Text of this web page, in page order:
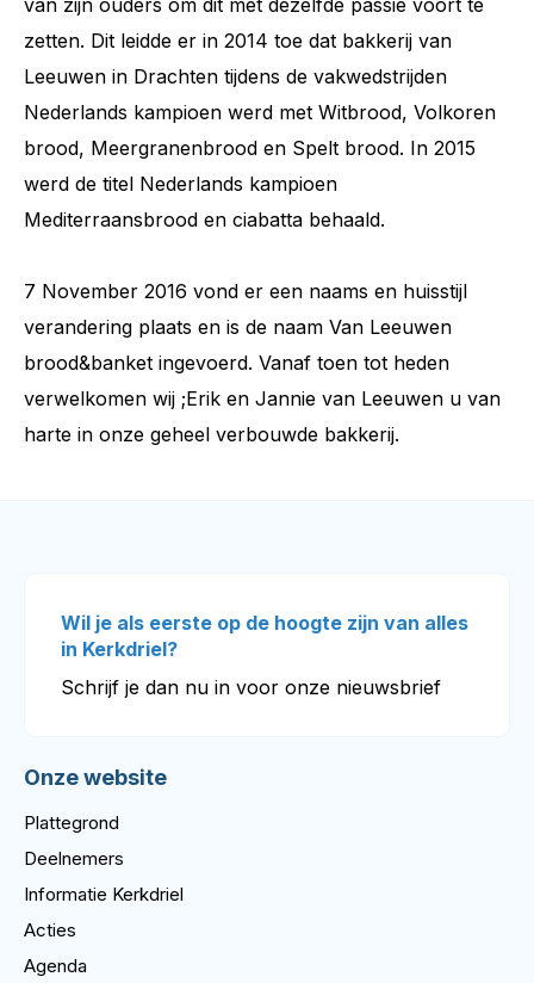
van zijn ouders om dit met dezelfde passie voort te
zetten. Dit leidde er in 2014 toe dat bakkerij van
Leeuwen in Drachten tijdens de vakwedstrijden
Nederlands kampioen werd met Witbrood, Volkoren
brood, Meergranenbrood en Spelt brood. In 2015
werd de titel Nederlands kampioen
Mediterraansbrood en ciabatta behaald.
7 November 2016 vond er een naams en huisstijl
verandering plaats en is de naam Van Leeuwen
brood&banket ingevoerd. Vanaf toen tot heden
verwelkomen wij ;Erik en Jannie van Leeuwen u van
harte in onze geheel verbouwde bakkerij.
Wil je als eerste op de hoogte zijn van alles
in Kerkdriel?
Schrijf je dan nu in voor onze nieuwsbrief
Onze website
Plattegrond
Deelnemers
Informatie Kerkdriel
Acties
Agenda